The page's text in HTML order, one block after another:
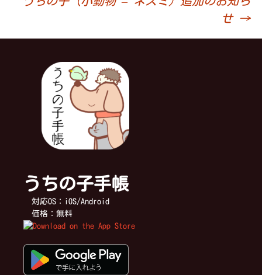
ー
ョ
せ →
うちの子手帳
対応OS：iOS/Android
価格：無料